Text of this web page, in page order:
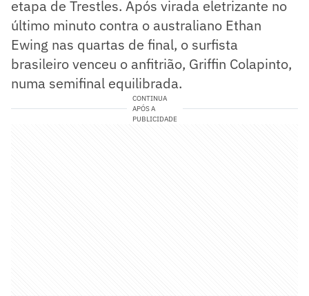
etapa de Trestles. Após virada eletrizante no
último minuto contra o australiano Ethan
Ewing nas quartas de final, o surfista
brasileiro venceu o anfitrião, Griffin Colapinto,
numa semifinal equilibrada.
CONTINUA
APÓS A
PUBLICIDADE